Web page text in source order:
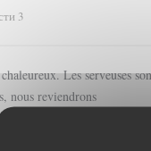
3
Les serveuses
nous reviendrons